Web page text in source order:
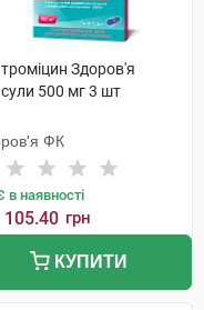
Здоров'я
500 мг 3 шт
ФК
в наявності
105.40 грн
КУПИТИ